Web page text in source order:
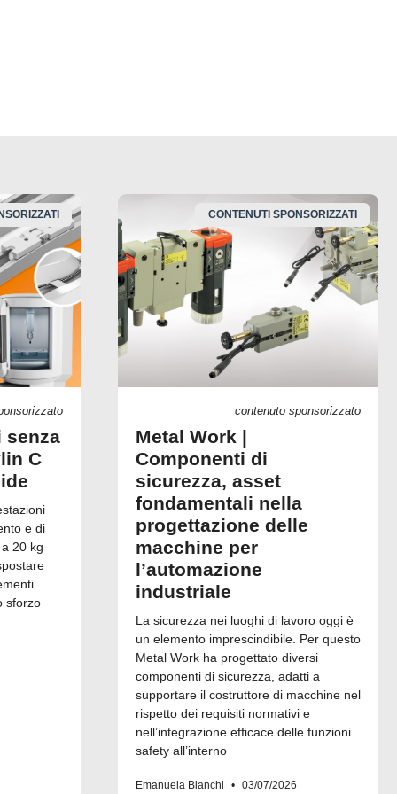
senza
C
e di
20 kg
sforzo
CONTENUTI SPONSORIZZATI
contenuto sponsorizzato
Metal Work |
Componenti di
sicurezza, asset
fondamentali nella
progettazione delle
macchine per
l’automazione
industriale
La sicurezza nei luoghi di lavoro oggi è
un elemento imprescindibile. Per questo
Metal Work ha progettato diversi
componenti di sicurezza, adatti a
supportare il costruttore di macchine nel
rispetto dei requisiti normativi e
nell’integrazione efficace delle funzioni
safety all’interno
Emanuela Bianchi 03/07/2026